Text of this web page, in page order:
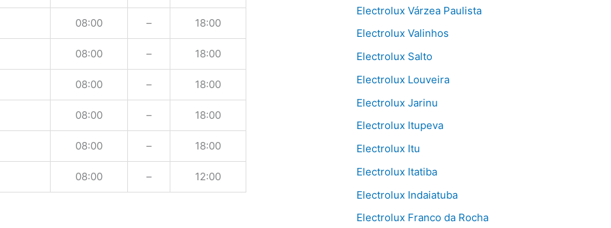
08:00 – 18:00
08:00 – 18:00
08:00 – 18:00
08:00 – 18:00
08:00 – 18:00
08:00 – 12:00
Electrolux Várzea Paulista
Electrolux Valinhos
Electrolux Salto
Electrolux Louveira
Electrolux Jarinu
Electrolux Itupeva
Electrolux Itu
Electrolux Itatiba
Electrolux Indaiatuba
Electrolux Franco da Rocha